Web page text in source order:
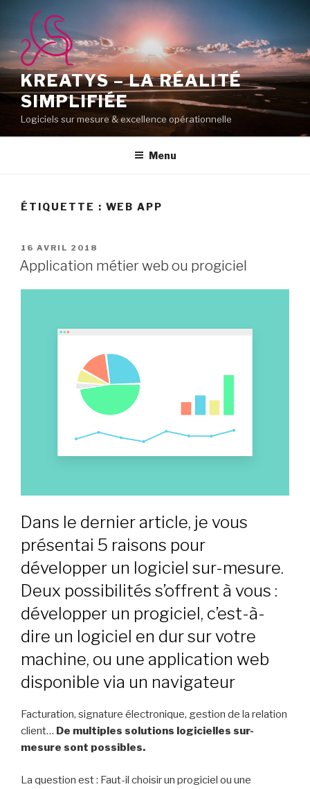
contenu
principal
KREATYS – LA RÉALITÉ
SIMPLIFIÉE
Logiciels sur mesure & excellence opérationnelle
Menu
ÉTIQUETTE : WEB APP
PUBLIÉ
LE
16 AVRIL 2018
Application métier web ou progiciel
Dans le dernier article, je vous
présentai 5 raisons pour
développer un logiciel sur-mesure.
Deux possibilités s’offrent à vous :
développer un progiciel, c’est-à-
dire un logiciel en dur sur votre
machine, ou une application web
disponible via un navigateur
Facturation, signature électronique, gestion de la relation
client… De multiples solutions logicielles sur-
mesure sont possibles.
La question est : Faut-il choisir un progiciel ou une